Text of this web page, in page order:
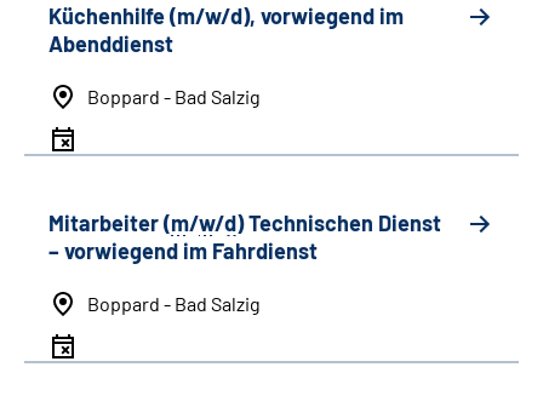
Küchenhilfe (m/w/d), vorwiegend im
Abenddienst
Boppard - Bad Salzig
Mitarbeiter (m/w/d) Technischen Dienst
– vorwiegend im Fahrdienst
Boppard - Bad Salzig